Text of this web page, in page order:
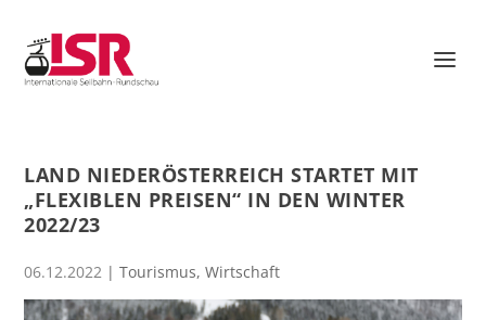
LAND NIEDERÖSTERREICH STARTET MIT
„FLEXIBLEN PREISEN“ IN DEN WINTER
2022/23
06.12.2022 |Tourismus,Wirtschaft